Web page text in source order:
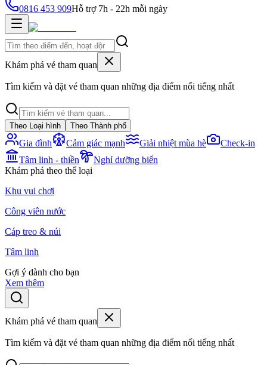
0816 453 909Hỗ trợ 7h - 22h mỗi ngày
Khám phá vé tham quan
Tìm kiếm và đặt vé tham quan những địa điểm nổi tiếng nhất
Theo Loại hình Theo Thành phố
Gia đình Cảm giác mạnh Giải nhiệt mùa hè
Check-in
Tâm linh - thiền
Nghỉ dưỡng biển
Khám phá theo thể loại
Khu vui chơi
Công viên nước
Cáp treo & núi
Tâm linh
Gợi ý dành cho bạn
Xem thêm
Khám phá vé tham quan
Tìm kiếm và đặt vé tham quan những địa điểm nổi tiếng nhất